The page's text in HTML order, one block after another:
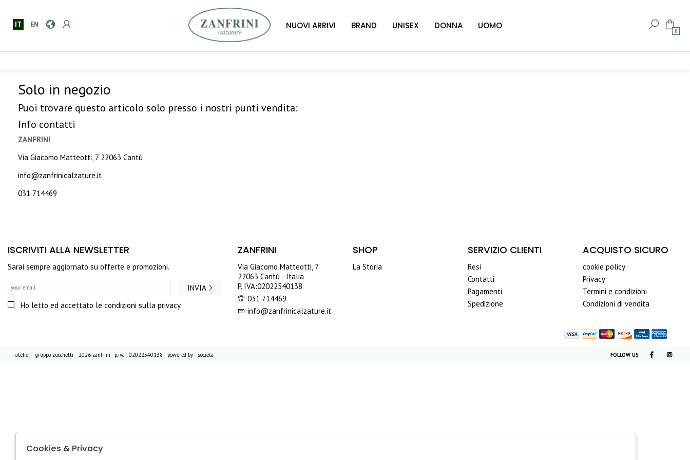
IT EN NUOVI ARRIVI BRAND UNISEX DONNA UOMO
0
Solo in negozio
Puoi trovare questo articolo solo presso i nostri punti vendita:
Info contatti
ZANFRINI
Via Giacomo Matteotti, 7 22063 Cantù
info@zanfrinicalzature.it
031 714469
ISCRIVITI ALLA NEWSLETTER
Sarai sempre aggiornato su offerte e promozioni.
Ho letto ed accettato le condizioni sulla privacy.
INVIA
ZANFRINI
Via Giacomo Matteotti, 7
22063 Cantù - Italia
P. IVA:02022540138
031 714469
info@zanfrinicalzature.it
SHOP
La Storia
SERVIZIO CLIENTI
Resi
Contatti
Pagamenti
Spedizione
ACQUISTO SICURO
cookie policy
Privacy
Termini e condizioni
Condizioni di vendita
2026 zanfrini - p.iva : 02022540138 powered by
atelier società
gruppo zucchetti FOLLOW US
Cookies & Privacy